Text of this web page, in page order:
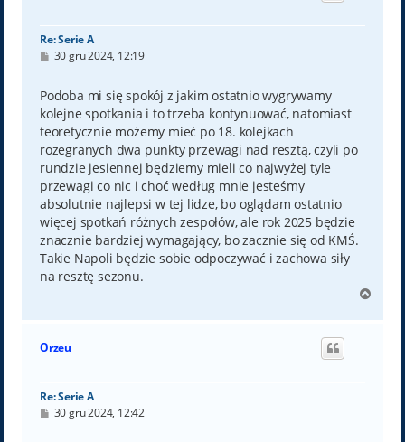
Re: Serie A
P
t
30 gru 2024, 12:19
Podoba mi się spokój z jakim ostatnio wygrywamy
kolejne spotkania i to trzeba kontynuować, natomiast
teoretycznie możemy mieć po 18. kolejkach
rozegranych dwa punkty przewagi nad resztą, czyli po
rundzie jesiennej będziemy mieli co najwyżej tyle
przewagi co nic i choć według mnie jesteśmy
absolutnie najlepsi w tej lidze, bo oglądam ostatnio
więcej spotkań różnych zespołów, ale rok 2025 będzie
znacznie bardziej wymagający, bo zacznie się od KMŚ.
Takie Napoli będzie sobie odpoczywać i zachowa siły
na resztę sezonu.
g
Orzeu
Re: Serie A
P30 gru 2024, 12:42